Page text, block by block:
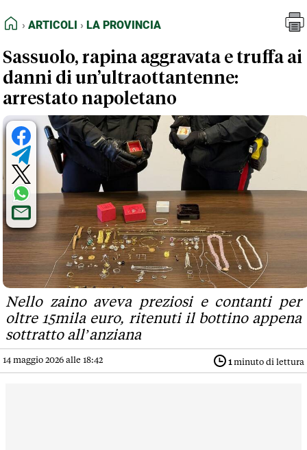
FEED RSS
NORMATIVE DEONTOLOGICHE
TERMINI e CONDIZIONI
Articoli
La Provincia
HOME
ARTICOLI LA PROVINCIA
Sassuolo, rapina aggravata e truffa ai
danni di un’ultraottantenne:
arrestato napoletano
Nello zaino aveva preziosi e contanti per
oltre 15mila euro, ritenuti il bottino appena
sottratto all’anziana
14 maggio 2026 alle 18:42 1minuto di lettura